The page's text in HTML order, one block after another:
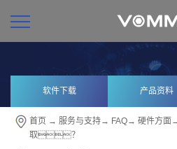
软件下载 产品资料
首页 →服务与支持→ FAQ→硬件方面
取？